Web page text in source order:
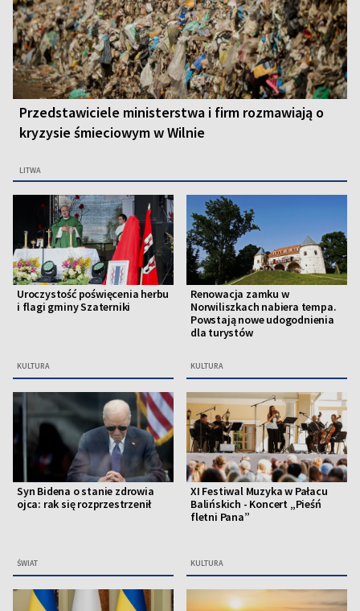
Przedstawiciele ministerstwa i firm rozmawiają o
kryzysie śmieciowym w Wilnie
LITWA
Uroczystość poświęcenia herbu
i flagi gminy Szaterniki
KULTURA
Renowacja zamku w
Norwiliszkach nabiera tempa.
Powstają nowe udogodnienia
dla turystów
KULTURA
Syn Bidena o stanie zdrowia
ojca: rak się rozprzestrzenił
ŚWIAT
XI Festiwal Muzyka w Pałacu
Balińskich - Koncert „Pieśń
fletni Pana”
KULTURA